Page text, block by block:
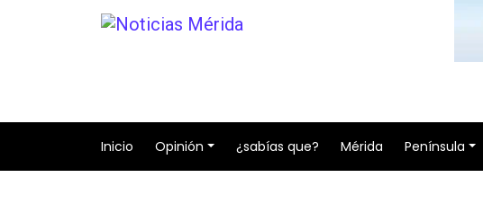
Inicio Opinión ¿sabías que? Mérida Península